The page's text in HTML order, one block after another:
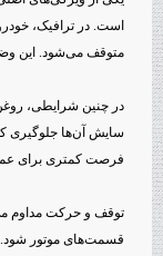
است. در ترافیک،
متوقف می‌شود. این
در چنین شرایطی،
سایش آن‌ها جلوگیری
فرصت کمتری برای
توقف و حرکت مداوم
قسمت‌های موتور شود.